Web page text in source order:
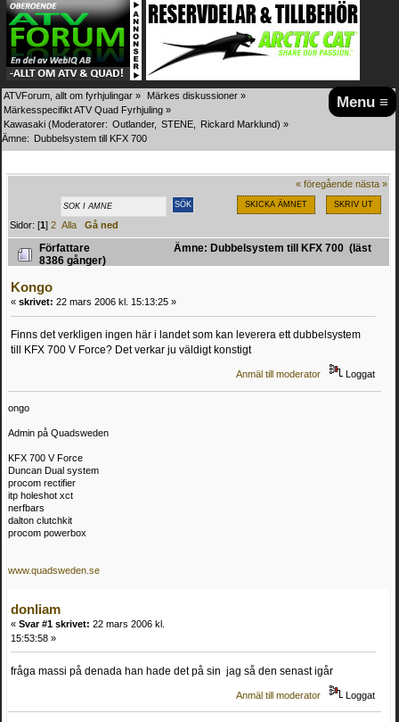
Menu ≡
ATVForum, allt om fyrhjulingar » Märkes diskussioner »
Märkesspecifikt ATV Quad Fyrhjuling »
Kawasaki (Moderatorer: Outlander, STENE Rickard Marklund) »
Ämne: Dubbelsystem till KFX 700
« föregående nästa »
SKICKA ÄMNET SKRIV UT
Sidor: [1]2 Alla Gå ned
Författare
Ämne: Dubbelsystem till KFX 700 (läst
8386 gånger)
Kongo
« skrivet: 22 mars 2006 kl. 15:13:25 »
Finns det verkligen ingen här i landet som kan leverera ett dubbelsystem
till KFX 700 V Force? Det verkar ju väldigt konstigt
Anmäl till moderator Loggat
ongo
Admin på Quadsweden
KFX 700 V Force
Duncan Dual system
procom rectifier
itp holeshot xct
nerfbars
dalton clutchkit
procom powerbox
www.quadsweden.se
donliam
« Svar #1 skrivet: 22 mars 2006 kl.
15:53:58 »
fråga massi på denada han hade det på sin jag så den senast igår
Anmäl till moderator Loggat